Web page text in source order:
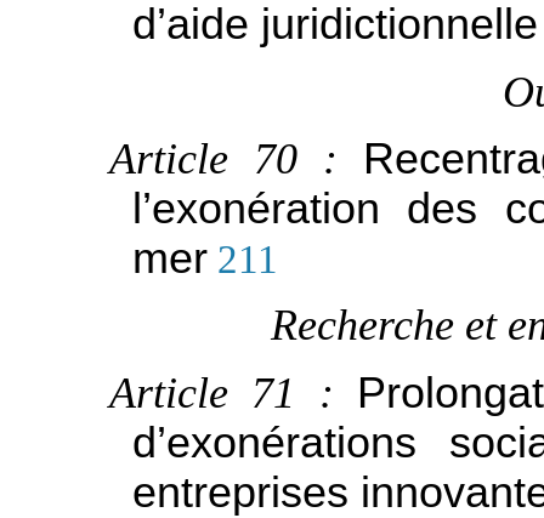
d’aide juridictionnelle
Article 70 :
l’exonération des
mer211
Recherche et
Article 71 :
d’exonérations
entreprises